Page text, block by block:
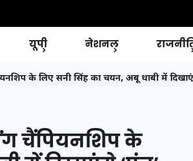
यूपी नेशनल
के लिए सनी सिंह का चयन, अबू धाबी में
चैंपियनशिप के